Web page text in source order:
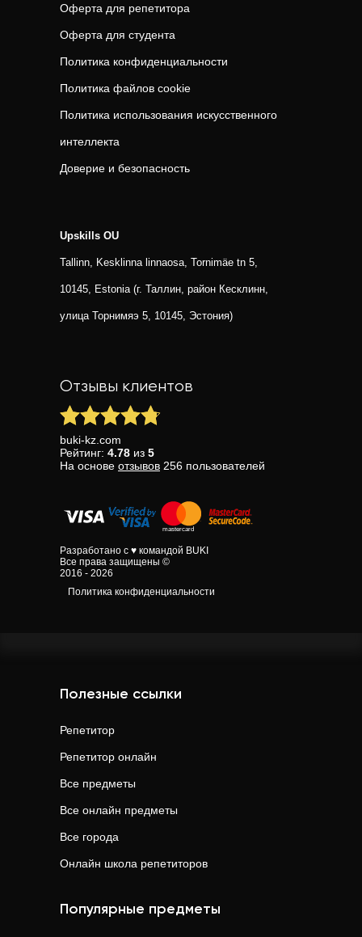
Оферта для репетитора
Оферта для студента
Политика конфиденциальности
Политика файлов cookie
Политика использования искусственного
интеллекта
Доверие и безопасность
Upskills OU
Tallinn, Kesklinna linnaosa, Tornimäe tn 5,
10145, Estonia (г. Таллин, район Кесклинн,
улица Торнимяэ 5, 10145, Эстония)
Отзывы клиентов
buki-kz.com
Рейтинг: 4.78 из 5
На основе отзывов 256 пользователей
Разработано с ♥ командой BUKI
Все права защищены ©
2016 - 2026
Политика конфиденциальности
Полезные ссылки
Репетитор
Репетитор онлайн
Все предметы
Все онлайн предметы
Все города
Онлайн школа репетиторов
Популярные предметы